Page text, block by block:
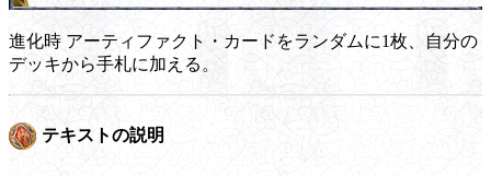
進化時 アーティファクト・カードをランダムに1枚、自分の
デッキから手札に加える。
テキストの説明